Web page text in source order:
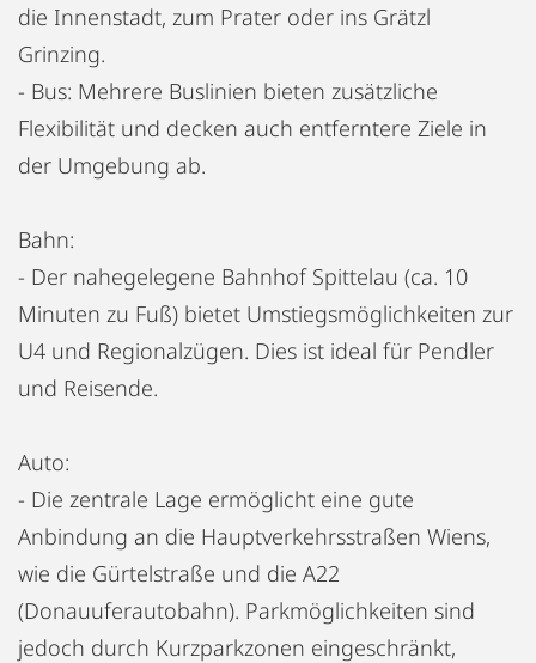
die Innenstadt, zum Prater oder ins Grätzl
Grinzing.
- Bus: Mehrere Buslinien bieten zusätzliche
Flexibilität und decken auch entferntere Ziele in
der Umgebung ab.
Bahn:
- Der nahegelegene Bahnhof Spittelau (ca. 10
Minuten zu Fuß) bietet Umstiegsmöglichkeiten zur
U4 und Regionalzügen. Dies ist ideal für Pendler
und Reisende.
Auto:
- Die zentrale Lage ermöglicht eine gute
Anbindung an die Hauptverkehrsstraßen Wiens,
wie die Gürtelstraße und die A22
(Donauuferautobahn). Parkmöglichkeiten sind
jedoch durch Kurzparkzonen eingeschränkt,